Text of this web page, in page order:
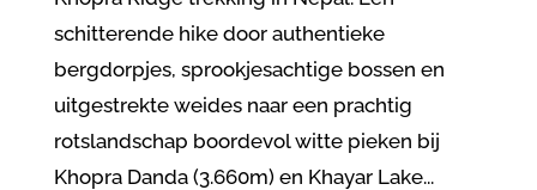
schitterende hike door authentieke
bergdorpjes, sprookjesachtige bossen en
uitgestrekte weides naar een prachtig
rotslandschap boordevol witte pieken bij
Khopra Danda (3.660m) en Khayar Lake...